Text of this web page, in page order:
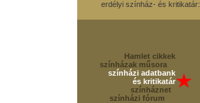
erdélyi színház- és kritikatár:
Hamlet cikkek
színházak műsora
színházi adatbank
és kritikatár
színháznet
színházi fórum